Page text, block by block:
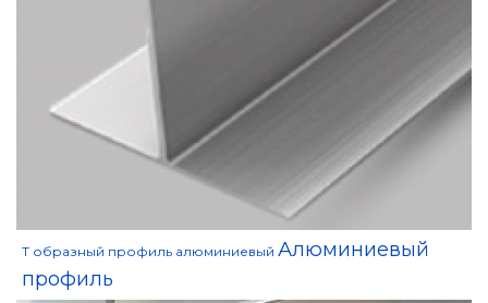
Т образный профиль алюминиевый Алюминиевый
профиль